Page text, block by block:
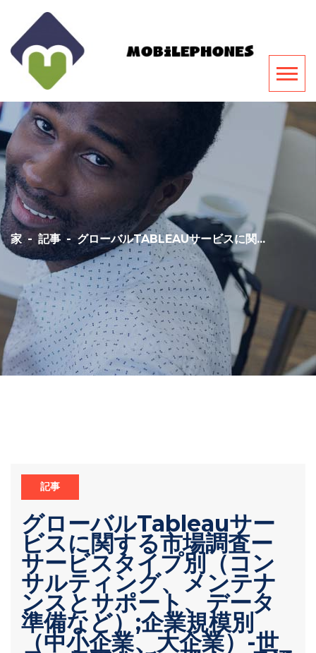
家 - 記事 - グローバルTABLEAUサービスに関...
記事
グローバルTableauサー
ビスに関する市場調査ー
サービスタイプ別（コン
サルティング、メンテナ
ンスとサポート、データ
準備など）;企業規模別
（中小企業、大企業）-世